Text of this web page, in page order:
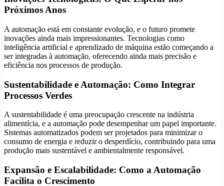
Próximos Anos
A automação está em constante evolução, e o futuro promete
inovações ainda mais impressionantes. Tecnologias como
inteligência artificial e aprendizado de máquina estão começando a
ser integradas à automação, oferecendo ainda mais precisão e
eficiência nos processos de produção.
Sustentabilidade e Automação: Como Integrar
Processos Verdes
A sustentabilidade é uma preocupação crescente na indústria
alimentícia, e a automação pode desempenhar um papel importante.
Sistemas automatizados podem ser projetados para minimizar o
consumo de energia e reduzir o desperdício, contribuindo para uma
produção mais sustentável e ambientalmente responsável.
Expansão e Escalabilidade: Como a Automação
Facilita o Crescimento